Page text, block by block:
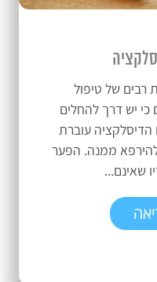
רבים של טיפול
כי יש דרך להחלים
הדיסלקציה עוברת
ממנה. הפער
שאינם...